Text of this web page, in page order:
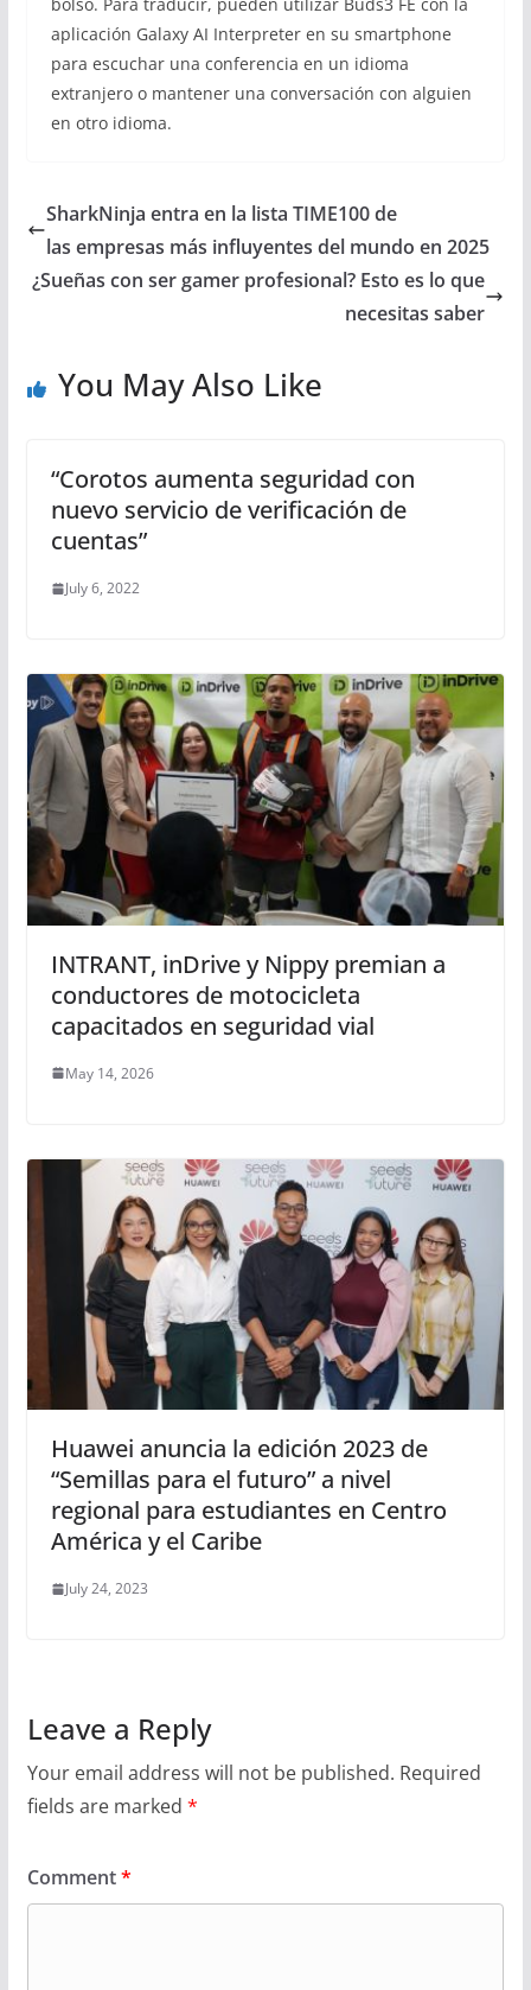
aplicación Galaxy AI Interpreter en su smartphone
para escuchar una conferencia en un idioma
extranjero o mantener una conversación con alguien
en otro idioma.
SharkNinja entra en la lista TIME100 de
las empresas más influyentes del mundo en 2025
¿Sueñas con ser gamer profesional? Esto es lo que
necesitas saber
You May Also Like
“Corotos aumenta seguridad con
nuevo servicio de verificación de
cuentas”
July 6, 2022
INTRANT, inDrive y Nippy premian a
conductores de motocicleta
capacitados en seguridad vial
May 14, 2026
Huawei anuncia la edición 2023 de
“Semillas para el futuro” a nivel
regional para estudiantes en Centro
América y el Caribe
July 24, 2023
Leave a Reply
Your email address will not be published. Required
fields are marked *
Comment*